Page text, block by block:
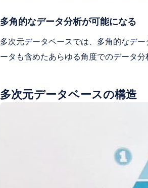
多角的なデータ分析が可能になる
多次元データベースでは、多角的なデ
ータも含めたあらゆる角度でのデータ分
多次元データベースの構造